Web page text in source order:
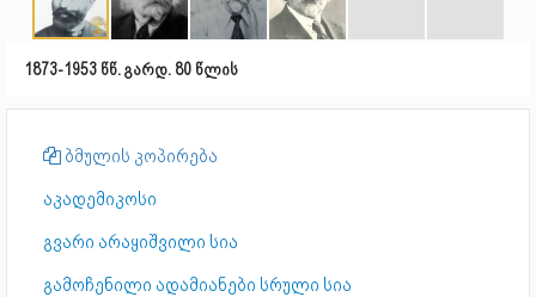
1873-1953 წწ. გარდ. 80 წლის
ბმულის კოპირება
აკადემიკოსი
გვარი არაყიშვილი სია
გამოჩენილი ადამიანები სრული სია